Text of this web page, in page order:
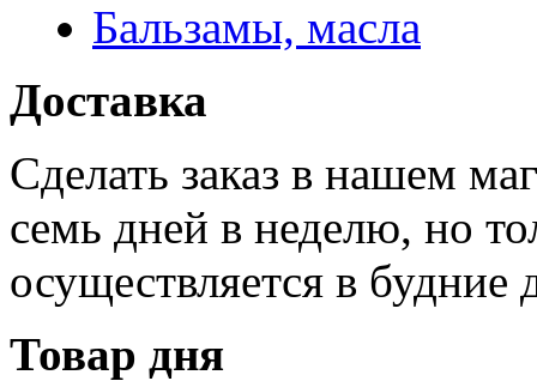
Бальзамы, масла
Доставка
Сделать заказ в нашем
семь дней в неделю, но
осуществляется в будние
Товар дня